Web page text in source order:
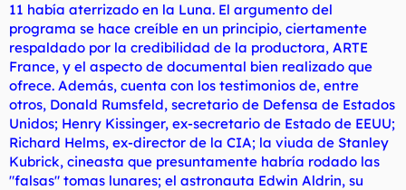
11 había aterrizado en la Luna. El argumento del
programa se hace creíble en un principio, ciertamente
respaldado por la credibilidad de la productora, ARTE
France, y el aspecto de documental bien realizado que
ofrece. Además, cuenta con los testimonios de, entre
otros, Donald Rumsfeld, secretario de Defensa de Estados
Unidos; Henry Kissinger, ex-secretario de Estado de EEUU;
Richard Helms, ex-director de la CIA; la viuda de Stanley
Kubrick, cineasta que presuntamente habría rodado las
"falsas" tomas lunares; el astronauta Edwin Aldrin, su